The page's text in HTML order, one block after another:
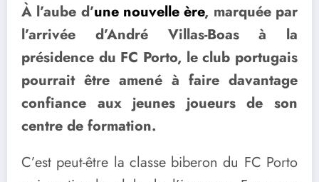
À l’aube d’une nouvelle ère, marquée par
l’arrivée d’André Villas-Boas à la
présidence du FC Porto, le club portugais
pourrait être amené à faire davantage
confiance aux jeunes joueurs de son
centre de formation.
C’est peut-être la classe biberon du FC Porto